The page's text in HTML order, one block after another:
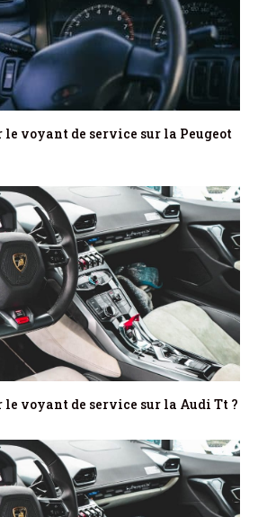
voyant de service sur la Peugeot
le voyant de service sur la Audi Tt ?